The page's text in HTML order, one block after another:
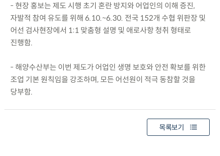
- 현장 홍보는 제도 시행 초기 혼란 방지와 어업인의 이해 증진,
자발적 참여 유도를 위해 6.10.~6.30. 전국 152개 수협 위판장 및
어선 검사현장에서 1:1 맞춤형 설명 및 애로사항 청취 형태로
진행함.
- 해양수산부는 이번 제도가 어업인 생명 보호와 안전 확보를 위한
조업 기본 원칙임을 강조하며, 모든 어선원이 적극 동참할 것을
당부함.
목록보기